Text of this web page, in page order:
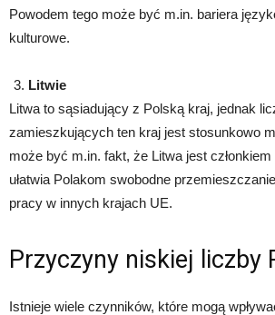
Powodem tego może być m.in. bariera
kulturowe.
Litwie
Litwa to sąsiadujący z Polską kraj, jednak
zamieszkujących ten kraj jest stosunkowo
może być m.in. fakt, że Litwa jest
ułatwia Polakom swobodne
pracy w innych krajach UE.
Przyczyny niskiej liczby
Istnieje wiele czynników, które mogą